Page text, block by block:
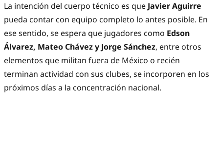
La intención del cuerpo técnico es que Javier Aguirre
pueda contar con equipo completo lo antes posible. En
ese sentido, se espera que jugadores como Edson
Álvarez, Mateo Chávez y Jorge Sánchez, entre otros
elementos que militan fuera de México o recién
terminan actividad con sus clubes, se incorporen en los
próximos días a la concentración nacional.